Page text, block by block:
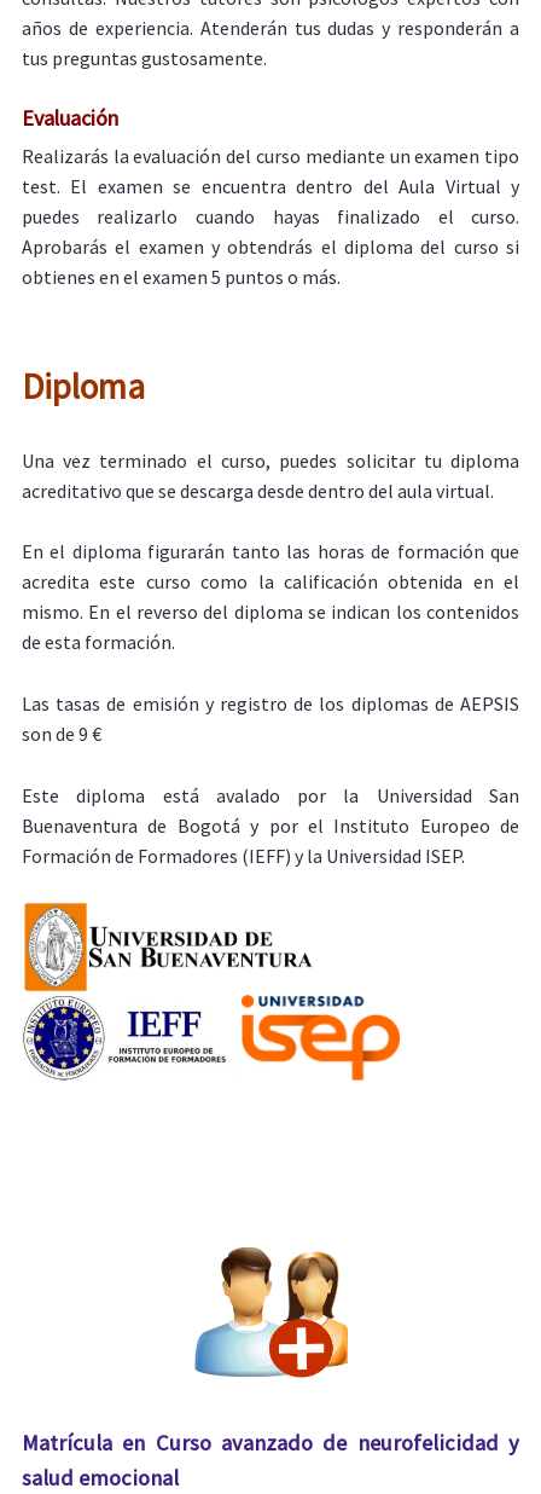
años de experiencia. Atenderán tus dudas y responderán a
tus preguntas gustosamente.
Evaluación
Realizarás la evaluación del curso mediante un examen tipo
test. El examen se encuentra dentro del Aula Virtual y
puedes realizarlo cuando hayas finalizado el curso.
Aprobarás el examen y obtendrás el diploma del curso si
obtienes en el examen 5 puntos o más.
Diploma
Una vez terminado el curso, puedes solicitar tu diploma
acreditativo que se descarga desde dentro del aula virtual.
En el diploma figurarán tanto las horas de formación que
acredita este curso como la calificación obtenida en el
mismo. En el reverso del diploma se indican los contenidos
de esta formación.
Las tasas de emisión y registro de los diplomas de AEPSIS
son de 9 €
Este diploma está avalado por la Universidad San
Buenaventura de Bogotá y por el Instituto Europeo de
Formación de Formadores (IEFF) y la Universidad ISEP.
Matrícula en Curso avanzado de neurofelicidad y
salud emocional